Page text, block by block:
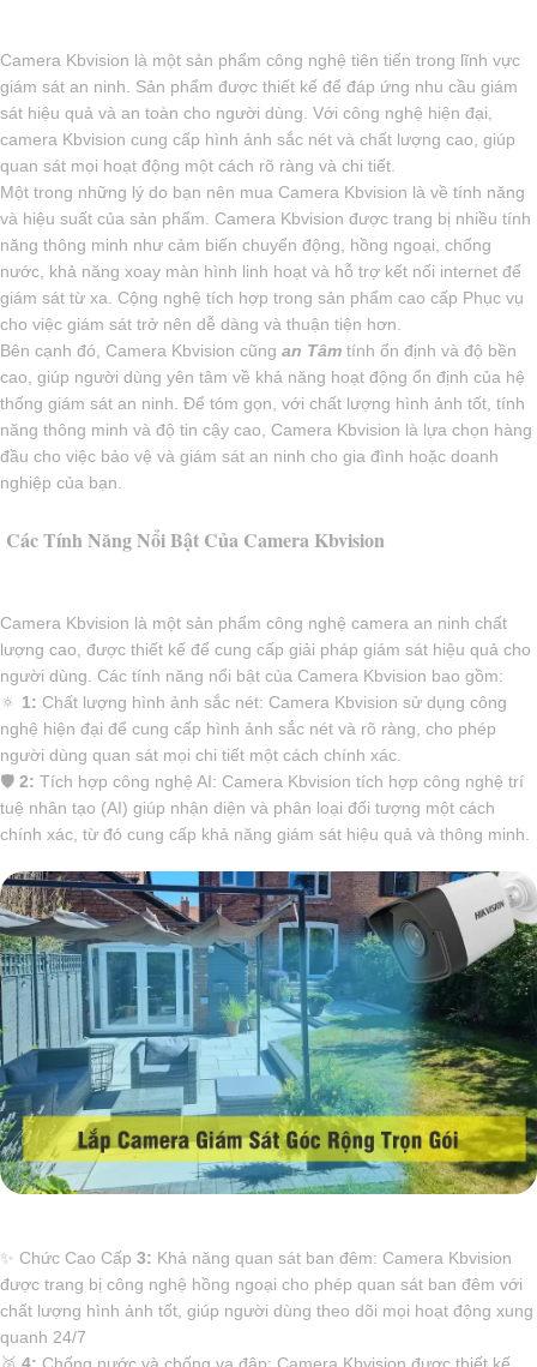
Camera Kbvision là một sản phẩm công nghệ tiên tiến trong lĩnh vực
giám sát an ninh. Sản phẩm được thiết kế để đáp ứng nhu cầu giám
sát hiệu quả và an toàn cho người dùng. Với công nghệ hiện đại,
camera Kbvision cung cấp hình ảnh sắc nét và chất lượng cao, giúp
quan sát mọi hoạt động một cách rõ ràng và chi tiết.
Một trong những lý do bạn nên mua Camera Kbvision là về tính năng
và hiệu suất của sản phẩm. Camera Kbvision được trang bị nhiều tính
năng thông minh như cảm biến chuyển động, hồng ngoại, chống
nước, khả năng xoay màn hình linh hoạt và hỗ trợ kết nối internet để
giám sát từ xa. Cộng nghệ tích hợp trong sản phẩm cao cấp Phục vụ
cho việc giám sát trở nên dễ dàng và thuận tiện hơn.
Bên cạnh đó, Camera Kbvision cũng an Tâm tính ổn định và độ bền
cao, giúp người dùng yên tâm về khả năng hoạt động ổn định của hệ
thống giám sát an ninh. Để tóm gọn, với chất lượng hình ảnh tốt, tính
năng thông minh và độ tin cậy cao, Camera Kbvision là lựa chọn hàng
đầu cho việc bảo vệ và giám sát an ninh cho gia đình hoặc doanh
nghiệp của bạn.
Các Tính Năng Nổi Bật Của Camera Kbvision
Camera Kbvision là một sản phẩm công nghệ camera an ninh chất
lượng cao, được thiết kế để cung cấp giải pháp giám sát hiệu quả cho
người dùng. Các tính năng nổi bật của Camera Kbvision bao gồm:
🔅 1: Chất lượng hình ảnh sắc nét: Camera Kbvision sử dụng công
nghệ hiện đại để cung cấp hình ảnh sắc nét và rõ ràng, cho phép
người dùng quan sát mọi chi tiết một cách chính xác.
🛡 2: Tích hợp công nghệ AI: Camera Kbvision tích hợp công nghệ trí
tuệ nhân tạo (AI) giúp nhận diện và phân loại đối tượng một cách
chính xác, từ đó cung cấp khả năng giám sát hiệu quả và thông minh.
✨ Chức Cao Cấp 3: Khả năng quan sát ban đêm: Camera Kbvision
được trang bị công nghệ hồng ngoại cho phép quan sát ban đêm với
chất lượng hình ảnh tốt, giúp người dùng theo dõi mọi hoạt động xung
quanh 24/7